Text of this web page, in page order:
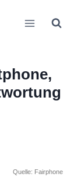
Quelle: Fairphone